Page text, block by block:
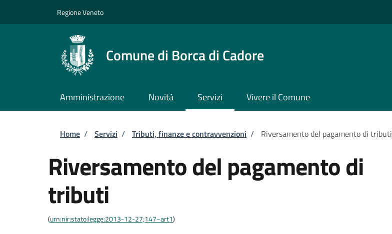
Regione Veneto
Comune di Borca di Cadore
Amministrazione Novità Servizi Vivere il Comune
Briciole di pane
Home / Servizi / Tributi, finanze e contravvenzioni / Riversamento del pagamento di tributi
Riversamento del pagamento di
tributi
(urn:nir:stato:legge:2013-12-27;147~art1)